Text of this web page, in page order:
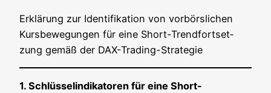
Erklä­rung zur Iden­ti­fi­ka­ti­on von vor­börs­li­chen
Kurs­be­we­gun­gen für eine Short-Trend­fort­set­
zung gemäß der DAX-Trading-Strategie
1. Schlüs­sel­in­di­ka­to­ren für eine Short-